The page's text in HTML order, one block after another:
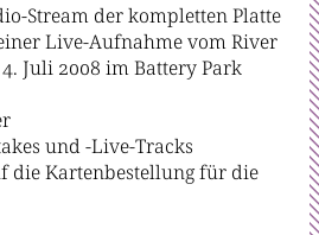
Stream der kompletten Platte
Live-Aufnahme vom River
Juli 2008 im Battery Park
und -Live-Tracks
die Kartenbestellung für die